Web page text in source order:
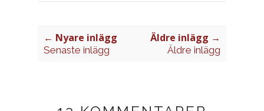
← Nyare inlägg
Senaste inlägg
Äldre inlägg →
Äldre inlägg